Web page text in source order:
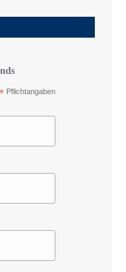
* Pflichtangaben